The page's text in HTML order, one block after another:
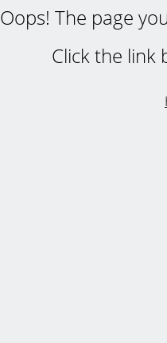
Oops! The page
Click the link